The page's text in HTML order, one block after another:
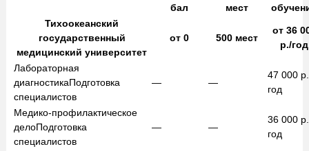
бал
мест
Тихоокеанский
государственный
медицинский университет
от0 500 мест
от36
р./год
Лабораторная
диагностикаПодготовка
специалистов
— —
47 000
год
Медико-профилактическое
делоПодготовка
специалистов
— —
36 000
год